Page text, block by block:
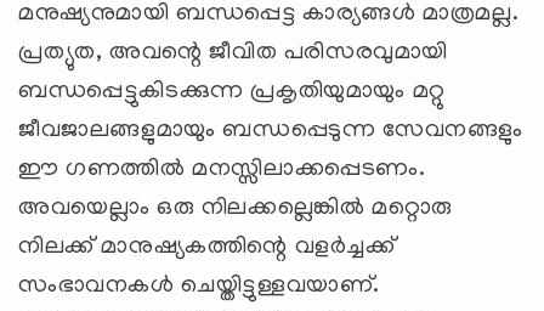
മനുഷ്യനുമായി ബന്ധപ്പെട്ട കാര്യങ്ങള്‍ മാത്രമല്ല.
പ്രത്യുത, അവന്റെ ജീവിത പരിസരവുമായി
ബന്ധപ്പെട്ടുകിടക്കുന്ന പ്രകൃതിയുമായും മറ്റു
ജീവജാലങ്ങളുമായും ബന്ധപ്പെടുന്ന സേവനങ്ങളും
ഈ ഗണത്തില്‍ മനസ്സിലാക്കപ്പെടണം.
അവയെല്ലാം ഒരു നിലക്കല്ലെങ്കില്‍ മറ്റൊരു
നിലക്ക് മാനുഷ്യകത്തിന്റെ വളര്‍ച്ചക്ക്
സംഭാവനകള്‍ ചെയ്തിട്ടുള്ളവയാണ്.